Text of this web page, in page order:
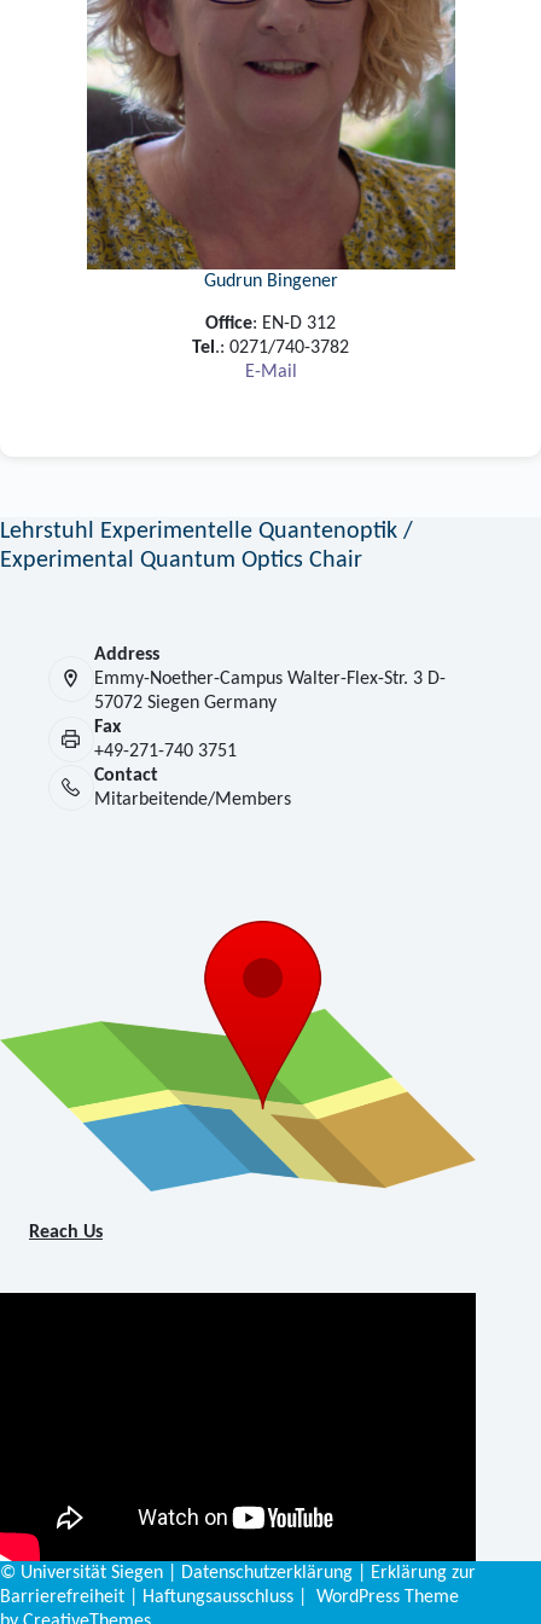
Gudrun Bingener
Office: EN-D 312
Tel .: 0271/740-3782
E-Mail
Lehrstuhl Experimentelle Quantenoptik /
Experimental Quantum Optics Chair
Address
Emmy-Noether-Campus Walter-Flex-Str. 3 D-
57072 Siegen Germany
Fax
+49-271-740 3751
Contact
Mitarbeitende/Members
Reach Us
© Universität Siegen Datenschutzerklärung
Erklärung zur
Barrierefreiheit
Haftungsausschluss | WordPress Theme